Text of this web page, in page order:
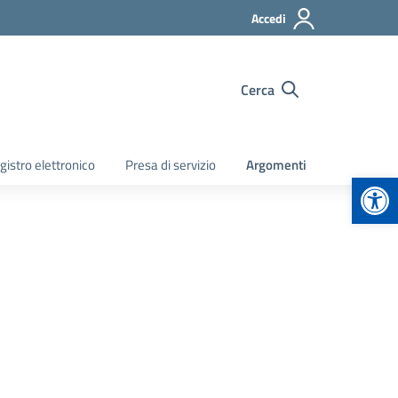
Accedi
Cerca
elettronico Presa di servizio Argomenti